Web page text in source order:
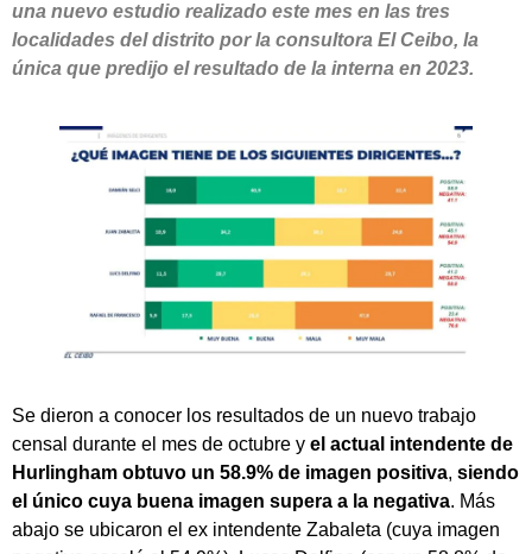
una nuevo estudio realizado este mes en las tres
localidades del distrito por la consultora El Ceibo, la
única que predijo el resultado de la interna en 2023.
Se dieron a conocer los resultados de un nuevo trabajo
censal durante el mes de octubre y el actual intendente de
Hurlingham obtuvo un 58.9% de imagen positiva, siendo
el único cuya buena imagen supera a la negativa. Más
abajo se ubicaron el ex intendente Zabaleta (cuya imagen